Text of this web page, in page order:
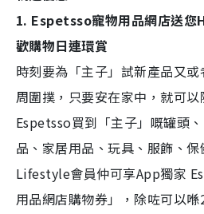
1. Espetsso寵物用品網店送您
歡購物日連環賞
時刻要為「主子」試新產品又
周圍撲，只要安在家中，就可
Espetsso買到「主子」嘅罐頭
品、家居用品、玩具、服飾、
Lifestyle會員仲可享App獨家
用品網店購物券」，除咗可以